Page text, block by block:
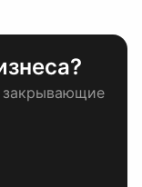
закрывающие